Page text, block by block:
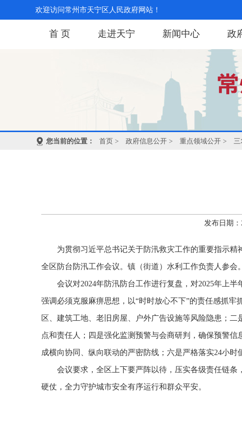
欢迎访问常州市天宁区人民政府网站！
首 页 走进天宁 新闻中心 政
您当前的位置： 首页 > 政府信息公开 > 重点领域公开 > 三
发布日期
为贯彻习近平总书记关于防汛救灾工作的重要指示
全区防台防汛工作会议。镇（街道）水利工作负责人参会。
会议对2024年防汛防台工作进行复盘，对2025年上
强调必须克服麻痹思想，以“时时放心不下”的责任感抓
区、建筑工地、老旧房屋、户外广告设施等风险隐患；
点和责任人；四是强化监测预警与会商研判，确保预警
成横向协同、纵向联动的严密防线；六是严格落实24小
会议要求，全区上下要严阵以待，压实各级责任链
硬仗，全力守护城市安全有序运行和群众平安。